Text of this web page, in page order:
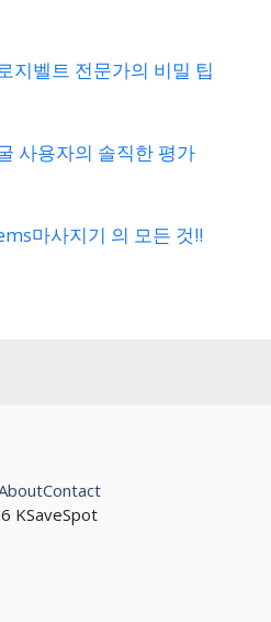
지벨트 전문가의 비밀 팁
사용자의 솔직한 평가
마사지기 의 모든 것!!
KSaveSpot
Contact